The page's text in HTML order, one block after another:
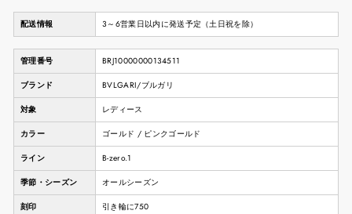
配送情報 3～6営業日以内に発送予定（土日祝を除）
管理番号 BRJ10000000134511
ブランド BVLGARI/ブルガリ
対象 レディース
カラー ゴールド / ピンクゴールド
ライン B-zero.1
季節・シーズン オールシーズン
刻印 引き輪に750